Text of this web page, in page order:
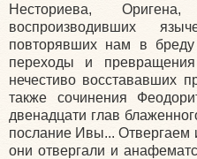
Несториева,
воспроизводивших
повторявших нам в
переходы и
нечестиво восстававших
также сочинения
двенадцати глав
послание Ивы... Отвергаем
они отвергали и